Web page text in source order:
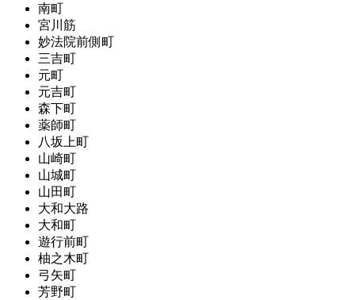
南町
宮川筋
妙法院前側町
三吉町
元町
元吉町
森下町
薬師町
八坂上町
山崎町
山城町
山田町
大和大路
大和町
遊行前町
柚之木町
弓矢町
芳野町